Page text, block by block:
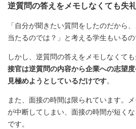
逆質問の答えをメモしなくても失
「自分が聞きたい質問をしたのだから
当たるのでは？」と考える学生もいるの
しかし、逆質問の答えをメモしなくても
接官は逆質問の内容から企業への志望
見極めようとしているだけです。
また、面接の時間は限られています。
が中断してしまい、面接の時間が短く
です。